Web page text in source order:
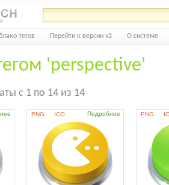
тегов Перейти к версии v2 О системе
'perspective'
с 1 по 14 из 14
PNG ICO Подробнее PNG